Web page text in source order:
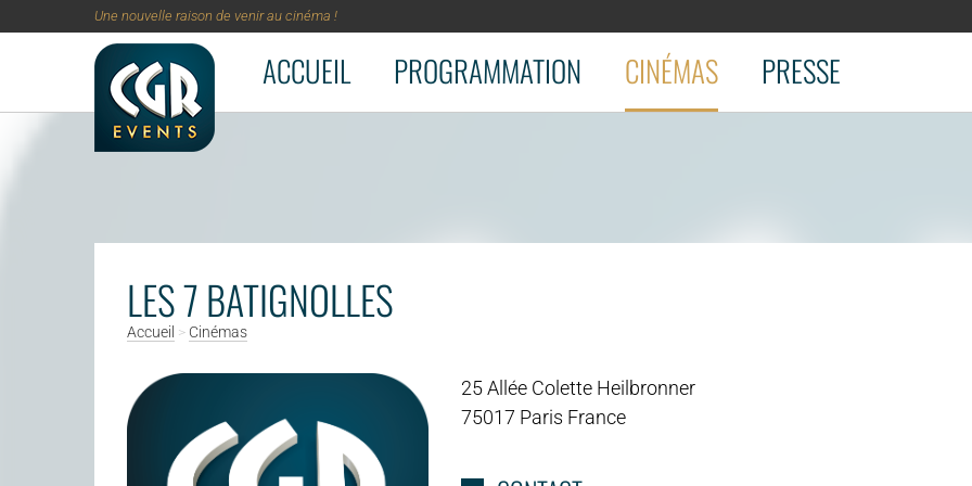
Aller au contenu principal
Une nouvelle raison de venir au cinéma !
ACCUEIL PROGRAMMATION CINÉMAS PRESSE
LES 7 BATIGNOLLES
Accueil > Cinémas
25 Allée Colette Heilbronner
75017 Paris France